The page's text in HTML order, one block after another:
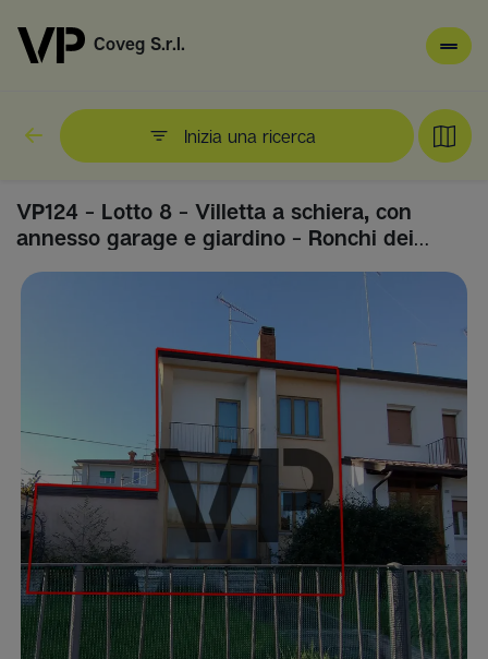
Coveg S.r.l.
Inizia una ricerca
VP124 - Lotto 8 - Villetta a schiera, con
annesso garage e giardino - Ronchi dei